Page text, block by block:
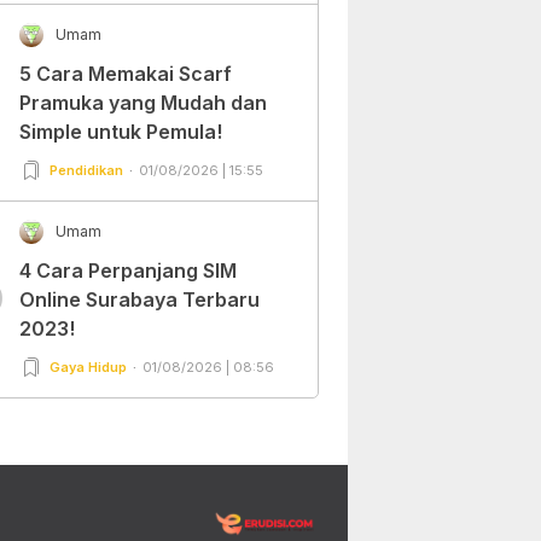
Umam
5 Cara Memakai Scarf
Pramuka yang Mudah dan
Simple untuk Pemula!
Pendidikan 01/08/2026 | 15:55
Umam
4 Cara Perpanjang SIM
Online Surabaya Terbaru
2023!
Gaya Hidup 01/08/2026 | 08:56